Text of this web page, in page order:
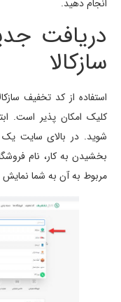
انجام دهید.
دریافت
سازکالا
استفاده از کد تخفیف
کلیک امکان پذیر است.
شوید. در بالای سایت
بخشیدن به کار، نام
مربوط به آن به شما نمایش